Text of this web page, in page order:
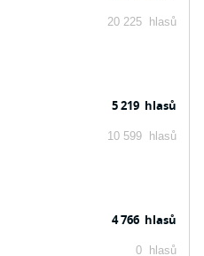
20 225 hlasů
5 219 hlasů
10 599 hlasů
4 766 hlasů
0 hlasů